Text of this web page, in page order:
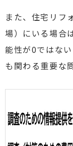
また、住宅リフ
場）にいる場合
能性が0ではな
も関わる重要な